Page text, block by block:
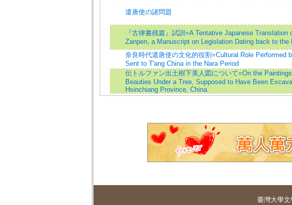
遣唐使の諸問題
『古律書残篇』試訓=A Tentative Japanese Translation
Zanpen, a Manuscript on Legislation Dating back to the
奈良時代遣唐使の文化的役割=Cultural Role Performed
Sent to T'ang China in the Nara Period
伝トルファン出土樹下美人図について=On the
Beauties Under a Tree, Supposed to Have Been
Hsinchiang Province, China
臺灣大學文